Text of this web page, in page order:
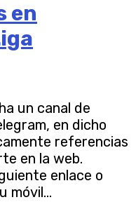
en
un canal de
en dicho
referencias
en la web.
enlace o
móvil...